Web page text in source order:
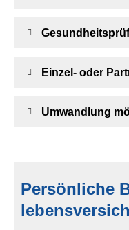
Einzel- oder
Umwandlung
Persönliche